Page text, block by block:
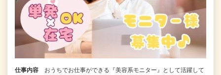
仕事内容
おうちでお仕事ができる『美容系モニター』として活躍して